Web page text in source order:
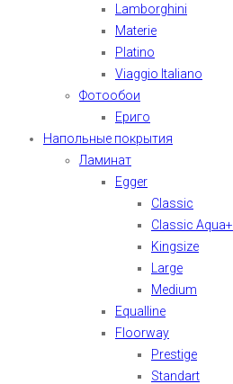
Lamborghini
Materie
Platino
Viaggio Italiano
Фотообои
Ериго
Напольные покрытия
Ламинат
Egger
Classic
Classic Aqua+
Kingsize
Large
Medium
Equalline
Floorway
Prestige
Standart